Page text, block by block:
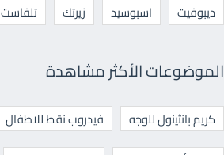
ديبوفيت
اسبوسيد زيرتك تلفاست
الموضوعات الأكثر مشاهدة
كريم بانثينول للوجه
فيدروب نقط للاطفال